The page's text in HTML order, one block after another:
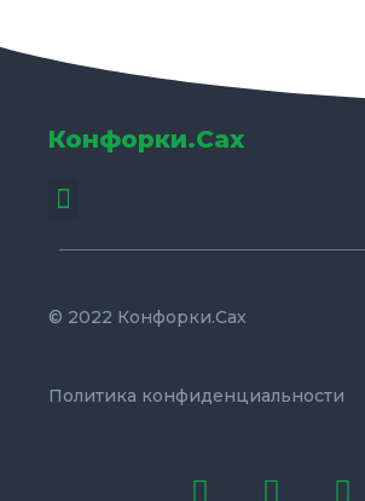
Конфорки.Сах
Menu
© 2022 Конфорки.Сах
Политика конфиденциальности
W
P
E